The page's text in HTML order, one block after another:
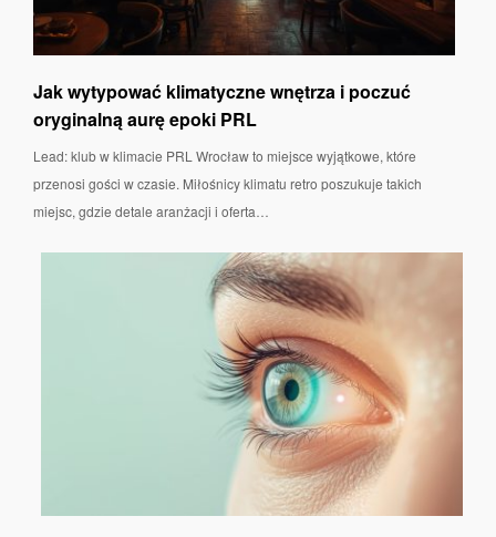
Jak wytypować klimatyczne wnętrza i poczuć
oryginalną aurę epoki PRL
Lead: klub w klimacie PRL Wrocław to miejsce wyjątkowe, które
przenosi gości w czasie. Miłośnicy klimatu retro poszukuje takich
miejsc, gdzie detale aranżacji i oferta…